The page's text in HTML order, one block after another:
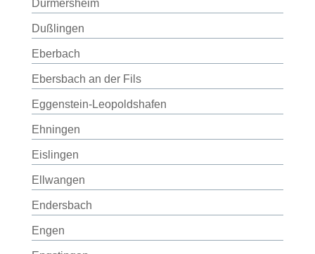
Durmersheim
Dußlingen
Eberbach
Ebersbach an der Fils
Eggenstein-Leopoldshafen
Ehningen
Eislingen
Ellwangen
Endersbach
Engen